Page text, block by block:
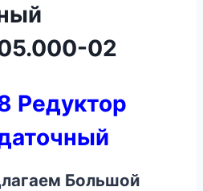
02
Редуктор
Большой